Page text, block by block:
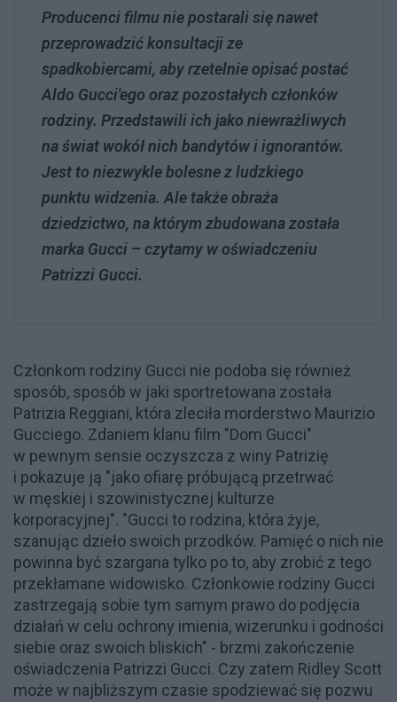
Producenci filmu nie postarali się nawet
przeprowadzić konsultacji ze
spadkobiercami, aby rzetelnie opisać postać
Aldo Gucci'ego oraz pozostałych członków
rodziny. Przedstawili ich jako niewrażliwych
na świat wokół nich bandytów i ignorantów.
Jest to niezwykle bolesne z ludzkiego
punktu widzenia. Ale także obraża
dziedzictwo, na którym zbudowana została
marka Gucci – czytamy w oświadczeniu
Patrizzi Gucci.
Członkom rodziny Gucci nie podoba się również
sposób, sposób w jaki sportretowana została
Patrizia Reggiani, która zleciła morderstwo Maurizio
Gucciego. Zdaniem klanu film "Dom Gucci"
w pewnym sensie oczyszcza z winy Patrizię
i pokazuje ją "jako ofiarę próbującą przetrwać
w męskiej i szowinistycznej kulturze
korporacyjnej". "Gucci to rodzina, która żyje,
szanując dzieło swoich przodków. Pamięć o nich nie
powinna być szargana tylko po to, aby zrobić z tego
przekłamane widowisko. Członkowie rodziny Gucci
zastrzegają sobie tym samym prawo do podjęcia
działań w celu ochrony imienia, wizerunku i godności
siebie oraz swoich bliskich" - brzmi zakończenie
oświadczenia Patrizzi Gucci. Czy zatem Ridley Scott
może w najbliższym czasie spodziewać się pozwu